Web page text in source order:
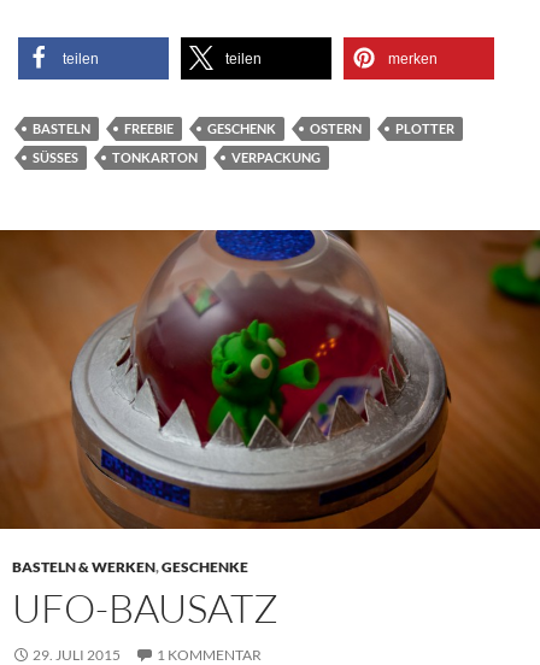
teilen teilen merken
BASTELN FREEBIE GESCHENK OSTERN
PLOTTER
SÜSSES
TONKARTON VERPACKUNG
BASTELN & WERKEN,GESCHENKE
UFO-BAUSATZ
29. JULI 2015 1 KOMMENTAR